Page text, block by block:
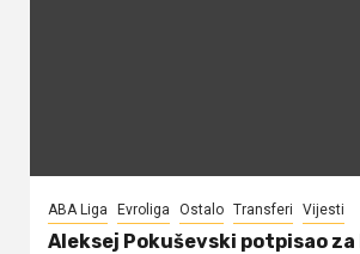
ABA Liga Evroliga Ostalo Transferi Vijesti
Aleksej Pokuševski potpisao